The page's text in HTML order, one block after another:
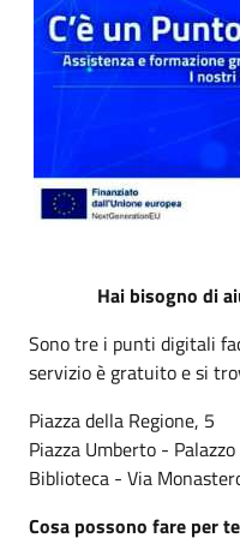
Hai bisogno di
Sono tre i punti digitali
servizio è gratuito e si
Piazza della Regione, 5
Piazza Umberto -
Biblioteca - Via
Cosa possono fare per